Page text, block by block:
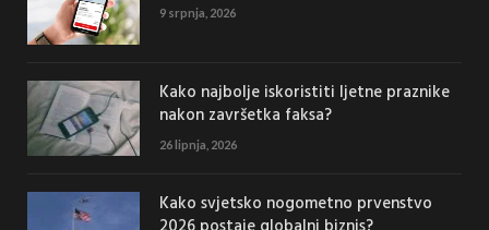
9 srpnja, 2026
Kako najbolje iskoristiti ljetne praznike
nakon završetka faksa?
26 lipnja, 2026
Kako svjetsko nogometno prvenstvo